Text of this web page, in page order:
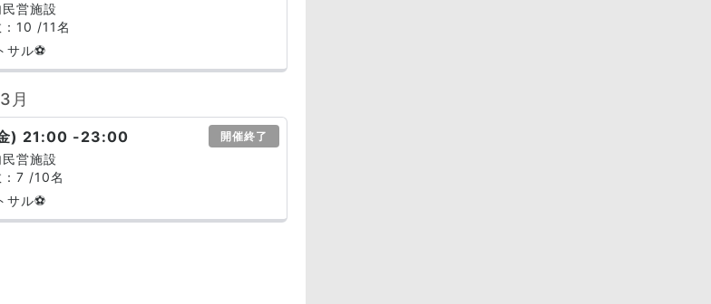
営施設
10 /11名
サル⚽
月
) 21:00 -23:00 開催終了
営施設
7 /10名
サル⚽